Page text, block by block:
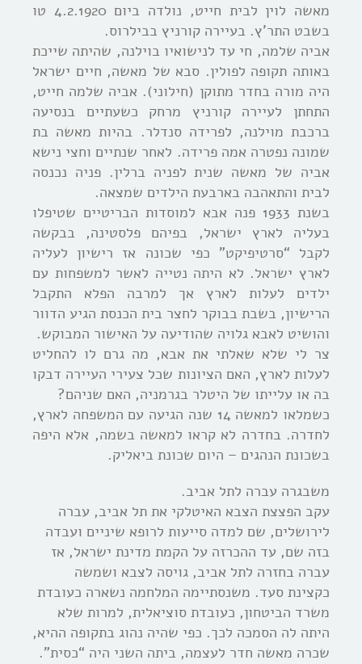
מאשה לוין לבית חייט, נולדה ביום 4.2.1920 טו
בשבט התר’ץ. בעיירה קורניץ בבילרוס.
אביה שלמה, חי עד לנישואיו בוילנה, שהיתה שייכת
באותה תקופה לפולין. סבא של מאשה, חיים ישראל
היה מורה בחדר מתוקן (חילוני). אביה שלמה חייט,
התחתן לעיירה קורניץ מרחק כשעתיים בנסיעה
ברכבת מוילנה, לפרידה סנדלר. בהיות מאשה בת
שמונה נפטרה אמה פרידה. לאחר שנתיים וחצי נישא
אביה של מאשה שנית לפניה ברלין. פניה נכנסה
לבית והתאהבה בארבעת הילדים שמצאה.
בשנת 1933 פנה אבא למוסדות הבריטיים שטיפלו
בעליה לארץ ישראל, בפיהם פלסטינה, בבקשה
לקבל “סרטיפיקט” כפי שכונה אז רישיון לעליה
לארץ ישראל. לא היתה נטייה לאשר למשפחות עם
ילדים לעלות לארץ אך למרבה הפלא התקבל
הרישיון, בשבת בבוקר לחצר בית הכנסת הגיע הדוור
והושיט לאבא גלויה שהודיעה על האישור המבוקש.
צר לי שלא שאלתי את אבא, מה גרם לו להחליט
לעלות לארץ, האם הציונות שכל צעירי העיירה דבקו
בה או עלייתו של היטלר בגרמניה, האם שניהם?
כשמלאו למאשה 14 שנה הגיעה עם המשפחה לארץ,
לחדרה. בחדרה לא קראו למאשה בשמה, אלא היפה
בשכונת הנהגים – היום שכונת ביאליק.
משבגרה עברה לתל אביב.
עקב הפצצת הצבא האיטלקי את תל אביב, עברה
לירושלים, שם למדה סייעות לרופא שיניים ועבדה
בזה שם, עד ההכרזה על הקמת מדינת ישראל, אז
עברה בחזרה לתל אביב, גויסה לצבא ושמשה
כקצינת סעד. משנסתיימה המלחמה נשארה כעובדת
משרד הביטחון, כעובדת סוציאלית, למרות שלא
היתה לה הסמכה לכך. כפי שהיה נהוג בתקופה ההיא,
שכרה מאשה חדר לעצמה, ביתה השני היה “כסית”.